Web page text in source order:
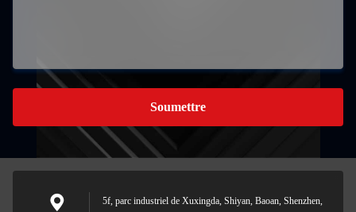
Soumettre
5f, parc industriel de Xuxingda, Shiyan, Baoan, Shenzhen,